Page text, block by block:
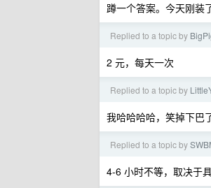
蹲一个答案。今天刚装
Replied to a topic by
2 元，每天一次
Replied to a topic by
我哈哈哈哈，笑掉下巴
Replied to a topic by
4-6 小时不等，取决于